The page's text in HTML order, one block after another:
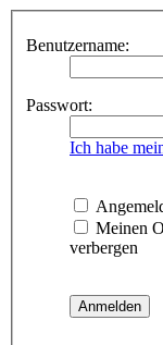
Benutzername:
Passwort:
Ich habe
Meinen
verbergen